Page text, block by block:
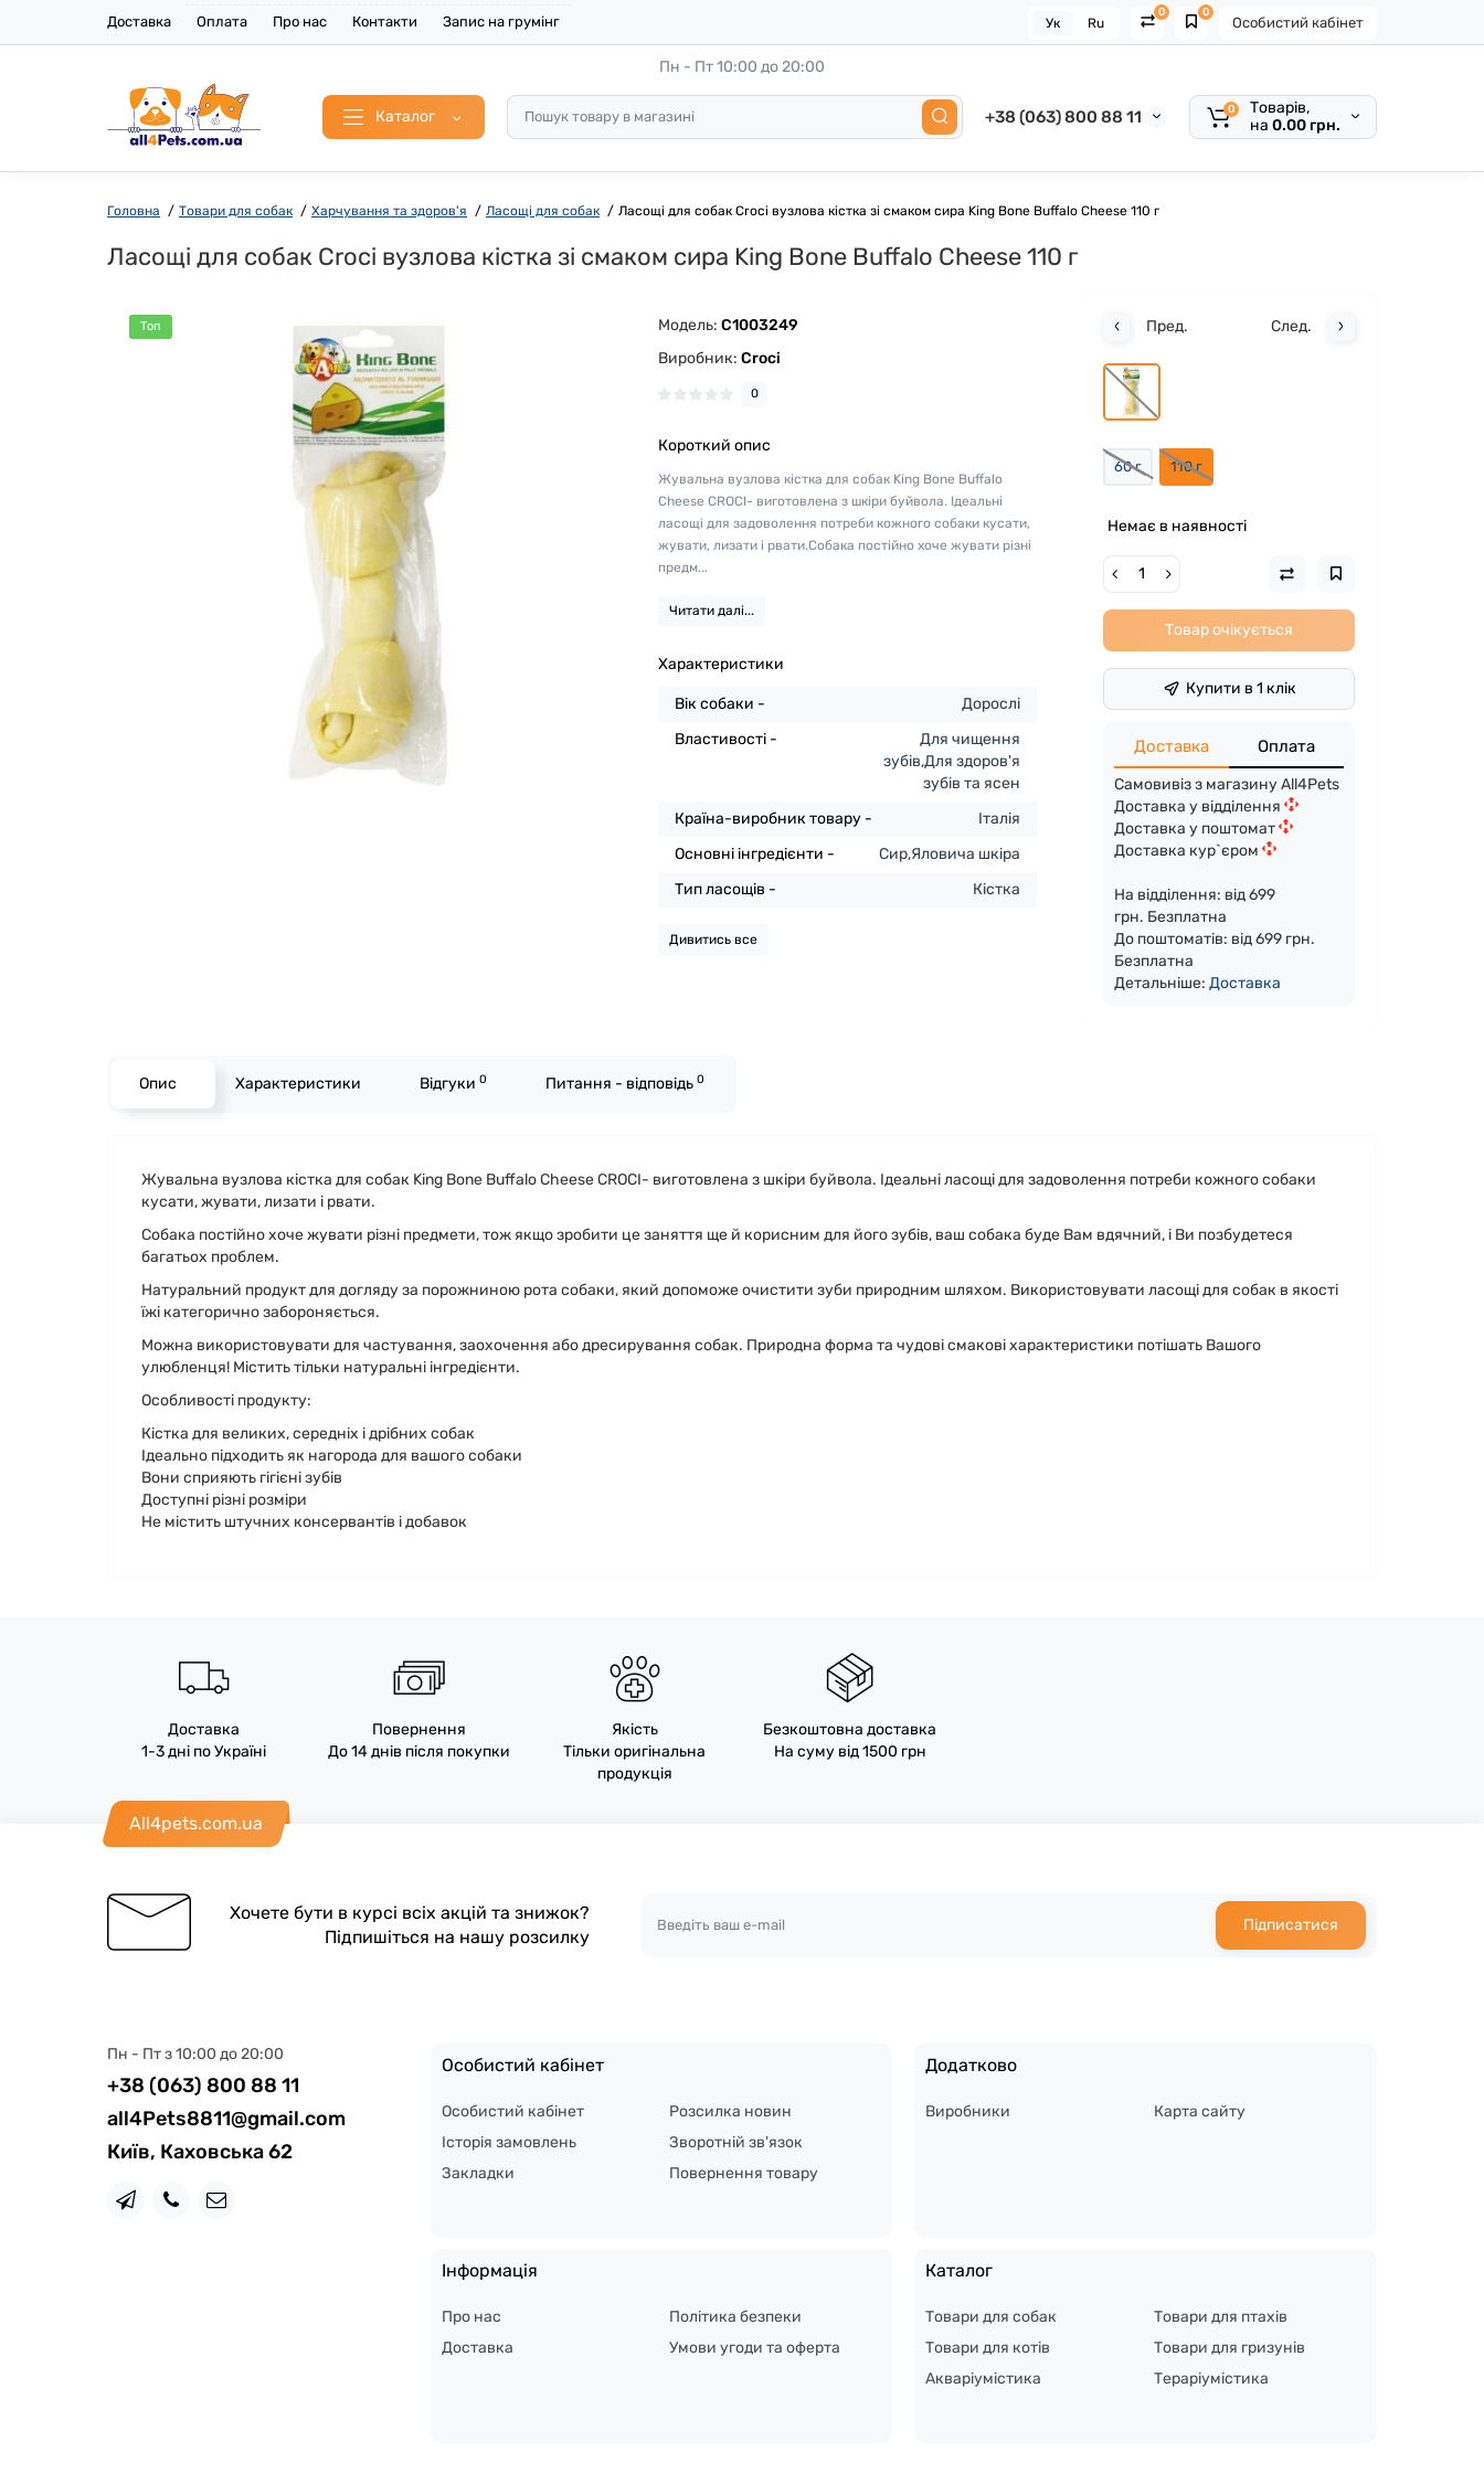
Доставка Оплата Про нас Контакти Запис на грумінг Особистий кабінет
0
0
Ук Ru
Каталог
Пн - Пт 10:00 до 20:00
+38 (063) 800 88 11 0
Товарів,
на 0.00 грн.
Головна Товари для собак Харчування та здоров'я Ласощі для собак Ласощі для собак Croci вузлова кістка зі смаком сира King Bone Buffalo Cheese 110 г
Ласощі для собак Croci вузлова кістка зі смаком сира King Bone Buffalo Cheese 110 г
Топ Модель:C1003249
Виробник:Croci
0
Короткий опис
Жувальна вузлова кістка для собак King Bone Buffalo
Cheese CROCI- виготовлена з шкіри буйвола. Ідеальні
ласощі для задоволення потреби кожного собаки кусати,
жувати, лизати і рвати.Собака постійно хоче жувати різні
предм...
Читати далі...
Характеристики
Вік собаки -
Дорослі
Властивості -
Для чищення
зубів,Для здоров'я
зубів та ясен
Країна-виробник товару -
Італія
Основні інгредієнти -
Сир,Яловича шкіра
Тип ласощів -
Кістка
Дивитись все
Пред. След.
60 г 110 г
Немає в наявності
Товар очікується
Купити в 1 клік
Доставка Оплата
Самовивіз з магазину All4Pets
Доставка у відділення
Доставка у поштомат
Доставка кур`єром
На відділення: від 699
грн. Безплатна
До поштоматів: від 699 грн.
Безплатна
Детальніше:Доставка
Опис Характеристики Відгуки 0 Питання - відповідь 0
Жувальна вузлова кістка для собак King Bone Buffalo Cheese CROCI- виготовлена з шкіри буйвола. Ідеальні ласощі для задоволення потреби кожного собаки
кусати, жувати, лизати і рвати.
Собака постійно хоче жувати різні предмети, тож якщо зробити це заняття ще й корисним для його зубів, ваш собака буде Вам вдячний, і Ви позбудетеся
багатьох проблем.
Натуральний продукт для догляду за порожниною рота собаки, який допоможе очистити зуби природним шляхом. Використовувати ласощі для собак в якості
їжі категорично забороняється.
Можна використовувати для частування, заохочення або дресирування собак. Природна форма та чудові смакові характеристики потішать Вашого
улюбленця! Містить тільки натуральні інгредієнти.
Особливості продукту:
Кістка для великих, середніх і дрібних собак
Ідеально підходить як нагорода для вашого собаки
Вони сприяють гігієні зубів
Доступні різні розміри
Не містить штучних консервантів і добавок
Доставка
1-3 дні по Україні
Повернення
До 14 днів після покупки
Якість
Тільки оригінальна
продукція
Безкоштовна доставка
На суму від 1500 грн
All4pets.com.ua
Хочете бути в курсі всіх акцій та знижок?
Підпишіться на нашу розсилку
Підписатися
Пн - Пт з 10:00 до 20:00
+38 (063) 800 88 11
all4Pets8811@gmail.com
Київ, Каховська 62
Особистий кабінет
Особистий кабінет
Історія замовлень
Закладки
Розсилка новин
Зворотній зв'язок
Повернення товару
Додатково
Виробники Карта сайту
Інформація
Про нас
Доставка
Політика безпеки
Умови угоди та оферта
Каталог
Товари для собак
Товари для котів
Акваріумістика
Товари для птахів
Товари для гризунів
Тераріумістика